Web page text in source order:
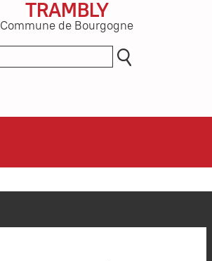
TRAMBLY
Commune de Bourgogne